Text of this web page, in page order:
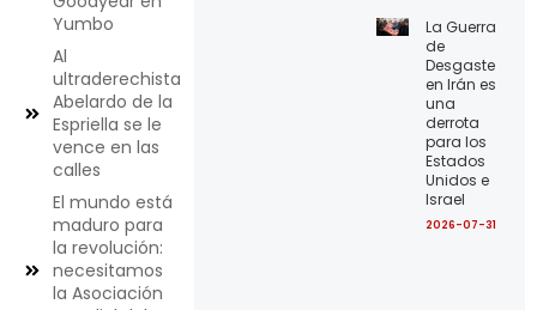
Yumbo
Al
ultraderechista
Abelardo de la
Espriella se le
vence en las
calles
El mundo está
maduro para
la revolución:
necesitamos
la Asociación
La Guerra
de
Desgaste
en Irán es
una
derrota
para los
Estados
Unidos e
Israel
2026-07-31